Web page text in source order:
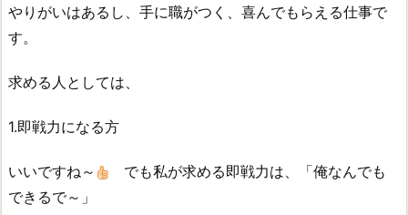
やりがいはあるし、手に職がつく、喜んでもらえる仕事で
す。
求める人としては、
1.即戦力になる方
いいですね～
でも私が求める即戦力は、「俺なんでも
できるで～」